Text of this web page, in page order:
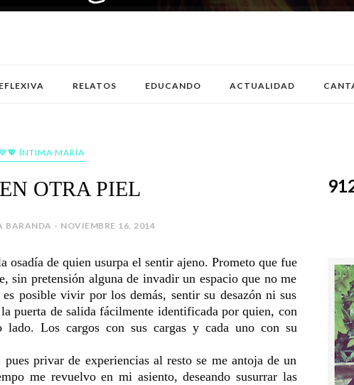
RELATOS EDUCANDO ACTUALIDAD
ÍNTIMA MARÍA
OTRA PIEL
BARANDA - NOVIEMBRE 16, 2014
osadía de quien usurpa el sentir ajeno. Prometo que fue
sin pretensión alguna de invadir un espacio que no me
posible vivir por los demás, sentir su desazón ni sus
puerta de salida fácilmente identificada por quien, con
lado. Los cargos con sus cargas y cada uno con su
privar de experiencias al resto se me antoja de un
me revuelvo en mi asiento, deseando susurrar las